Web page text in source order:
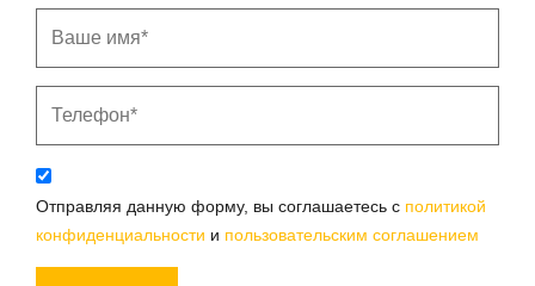
Отправляя данную форму, вы соглашаетесь с политикой
конфиденциальности и пользовательским соглашением